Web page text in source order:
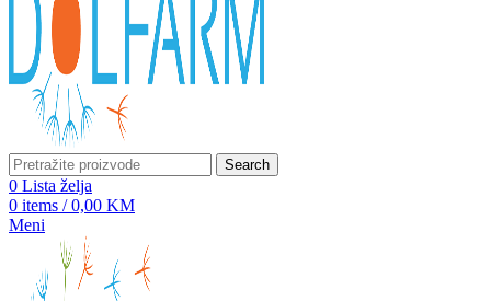
Search
0 Lista želja
0 items / 0,00 KM
Meni